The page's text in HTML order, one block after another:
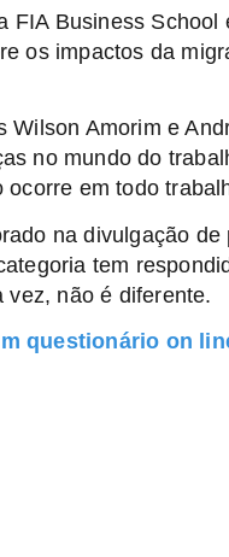
FIA Business School
os impactos da
Amorim e
no mundo do
em todo
na divulgação
tem
vez, não é diferente.
questionário on